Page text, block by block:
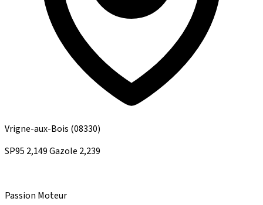
Vrigne-aux-Bois (08330)
SP95 2,149Gazole 2,239
Passion Moteur